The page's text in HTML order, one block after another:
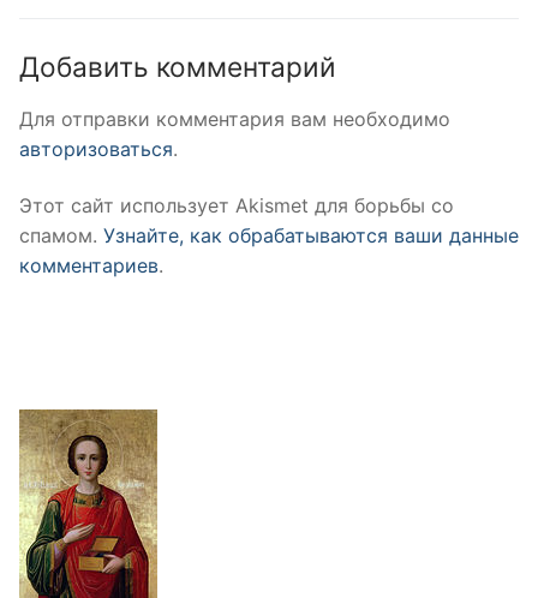
Добавить комментарий
Для отправки комментария вам необходимо
авторизоваться.
Этот сайт использует Akismet для борьбы со
спамом. Узнайте, как обрабатываются ваши данные
комментариев.